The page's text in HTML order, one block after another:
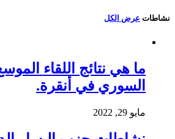
نشاطات عرض الكل
ما هي نتائج اللقاء
السوري في أنقرة.
مايو 29, 2022